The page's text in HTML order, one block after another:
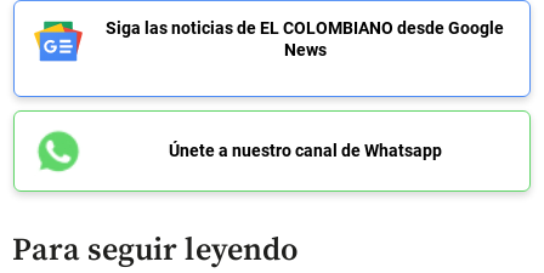
Siga las noticias de EL COLOMBIANO desde Google
News
Únete a nuestro canal de Whatsapp
Para seguir leyendo